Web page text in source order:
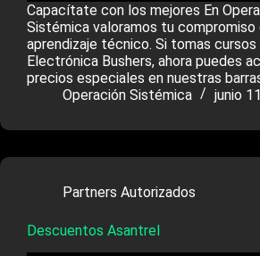
Capacítate con los mejores En
Sistémica valoramos tu compromiso
aprendizaje técnico. Si tomas cursos
Electrónica Bushers, ahora puedes
precios especiales en nuestras
Operación Sistémica
junio
Partners Autorizados
Descuentos Asantrel